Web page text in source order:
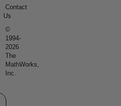
Contact
Us
©
1994-
2026
The
MathWorks,
Inc.
サイトの選択